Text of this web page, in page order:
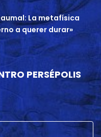
La metafísica
a querer durar»
PERSÉPOLIS